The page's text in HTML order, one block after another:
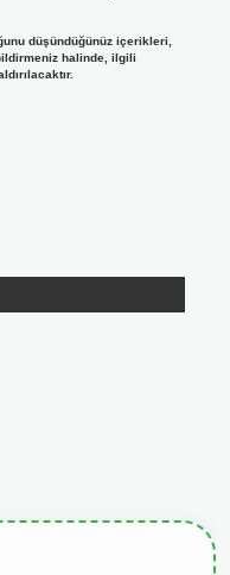
düşündüğünüz içerikleri,
halinde, ilgili